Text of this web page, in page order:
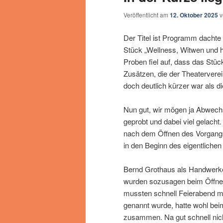
Veröffentlicht am 12. Oktober 2025
Der Titel ist Programm
Stück „Wellness, Witwen und
Proben fiel auf, dass das
Zusätzen, die der
doch deutlich kürzer war als
Nun gut, wir mögen ja
geprobt und dabei viel
nach dem Öffnen des
in den Beginn des
Bernd Grothaus als
wurden sozusagen beim
mussten schnell Feierabend
genannt wurde, hatte wohl
zusammen. Na gut schnell